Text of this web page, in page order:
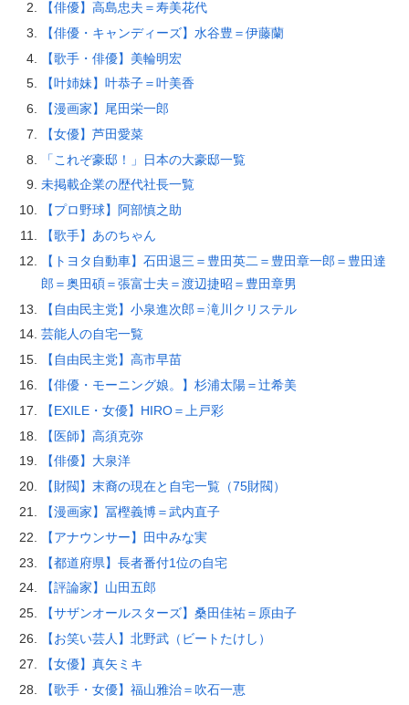
【俳優】高島忠夫＝寿美花代
【俳優・キャンディーズ】水谷豊＝伊藤蘭
【歌手・俳優】美輪明宏
【叶姉妹】叶恭子＝叶美香
【漫画家】尾田栄一郎
【女優】芦田愛菜
「これぞ豪邸！」日本の大豪邸一覧
未掲載企業の歴代社長一覧
【プロ野球】阿部慎之助
【歌手】あのちゃん
【トヨタ自動車】石田退三＝豊田英二＝豊田章一郎＝豊田達
郎＝奥田碩＝張富士夫＝渡辺捷昭＝豊田章男
【自由民主党】小泉進次郎＝滝川クリステル
芸能人の自宅一覧
【自由民主党】高市早苗
【俳優・モーニング娘。】杉浦太陽＝辻希美
【EXILE・女優】HIRO＝上戸彩
【医師】高須克弥
【俳優】大泉洋
【財閥】末裔の現在と自宅一覧（75財閥）
【漫画家】冨樫義博＝武内直子
【アナウンサー】田中みな実
【都道府県】長者番付1位の自宅
【評論家】山田五郎
【サザンオールスターズ】桑田佳祐＝原由子
【お笑い芸人】北野武（ビートたけし）
【女優】真矢ミキ
【歌手・女優】福山雅治＝吹石一恵